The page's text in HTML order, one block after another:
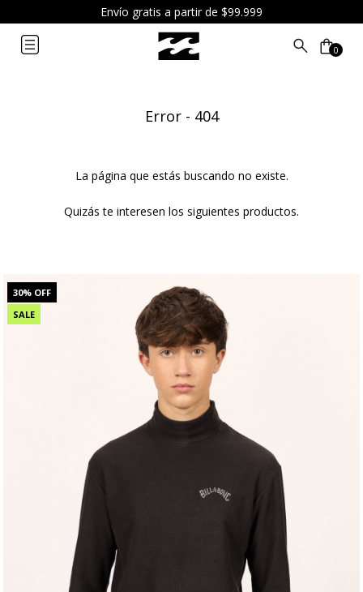
6 cuotas sin interés a partir de $119.999
0
Error - 404
La página que estás buscando no existe.
Quizás te interesen los siguientes productos.
30% OFF
SALE